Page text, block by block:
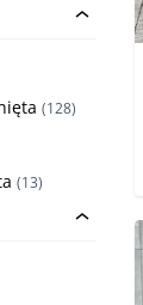
(128)
(13)